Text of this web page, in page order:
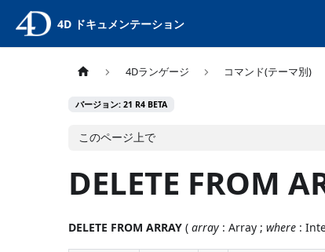
4D ドキュメンテーション
4Dランゲージ コマンド(テーマ別)
バージョン: 21 R4 BETA
このページ上で
DELETE FROM
DELETE FROM ARRAY (array : Array ;where :